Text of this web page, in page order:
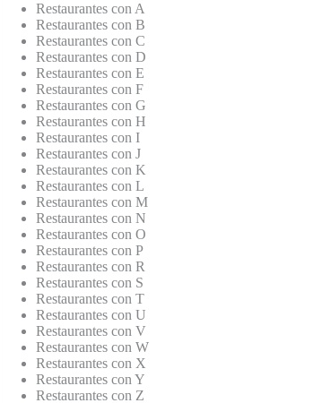
Restaurantes con A
Restaurantes con B
Restaurantes con C
Restaurantes con D
Restaurantes con E
Restaurantes con F
Restaurantes con G
Restaurantes con H
Restaurantes con I
Restaurantes con J
Restaurantes con K
Restaurantes con L
Restaurantes con M
Restaurantes con N
Restaurantes con O
Restaurantes con P
Restaurantes con R
Restaurantes con S
Restaurantes con T
Restaurantes con U
Restaurantes con V
Restaurantes con W
Restaurantes con X
Restaurantes con Y
Restaurantes con Z